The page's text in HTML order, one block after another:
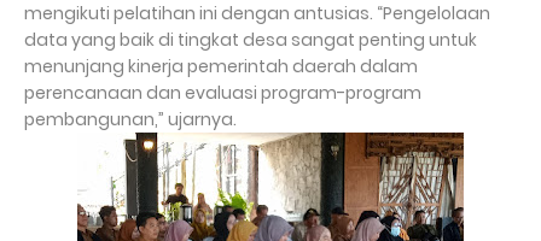
mengikuti pelatihan ini dengan antusias. “Pengelolaan
data yang baik di tingkat desa sangat penting untuk
menunjang kinerja pemerintah daerah dalam
perencanaan dan evaluasi program-program
pembangunan,” ujarnya.